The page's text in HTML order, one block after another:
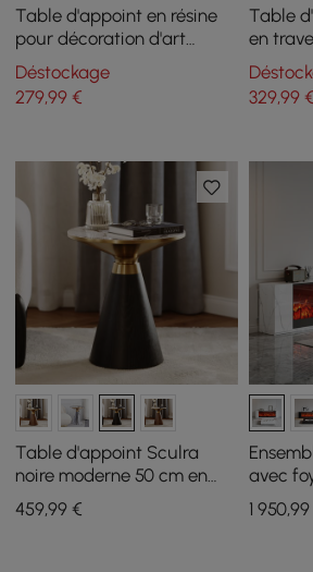
Table d'appoint en résine
pour décoration d'art
végétal abstrait
Déstockage
279,99 €
Table
en
avec
un
329,99€
Table d'appoint Sculra
noire moderne 50 cm en
pierre frittée à pied central
459,99 €
avec
pierre
basse
1 950,99